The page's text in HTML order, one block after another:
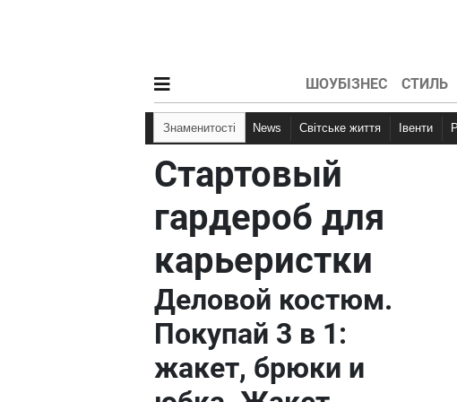
ШОУБІЗНЕС СТИЛЬ
Знаменитості News Світське життя Івенти
Стартовый
гардероб для
карьеристки
Деловой костюм.
Покупай 3 в 1:
жакет, брюки и